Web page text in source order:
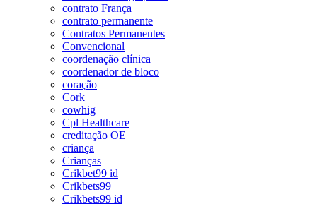
contrato França
contrato permanente
Contratos Permanentes
Convencional
coordenação clínica
coordenador de bloco
coração
Cork
cowhig
Cpl Healthcare
creditação OE
criança
Crianças
Crikbet99 id
Crikbets99
Crikbets99 id